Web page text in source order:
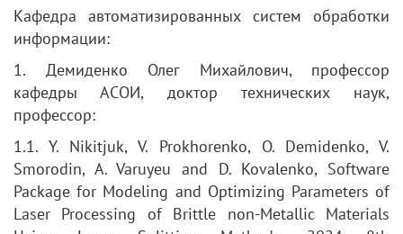
Кафедра автоматизированных систем обработки
информации:
1. Демиденко Олег Михайлович, профессор
кафедры АСОИ, доктор технических наук,
профессор:
1.1. Y. Nikitjuk, V. Prokhorenko, O. Demidenko, V.
Smorodin, A. Varuyeu and D. Kovalenko, Software
Package for Modeling and Optimizing Parameters of
Laser Processing of Brittle non-Metallic Materials